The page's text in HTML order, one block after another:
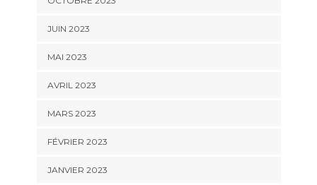
JUIN 2023
MAI 2023
AVRIL 2023
MARS 2023
FÉVRIER 2023
JANVIER 2023